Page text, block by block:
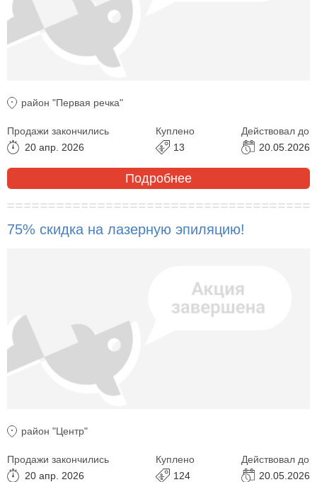
район "Первая речка"
Продажи закончились
20 апр. 2026
Куплено
13
Действовал до
20.05.2026
Подробнее
75% скидка на лазерную эпиляцию!
район "Центр"
Продажи закончились
20 апр. 2026
Куплено
124
Действовал до
20.05.2026